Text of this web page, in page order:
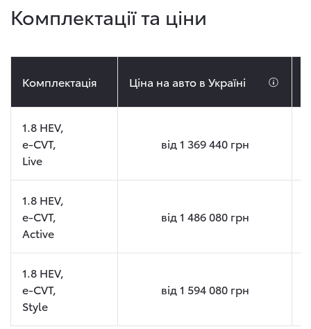
Комплектації та ціни
Комплектація Ціна на авто в Україні
1.8 HEV,
e-CVT,
Live
від 1 369 440грн
1.8 HEV,
e-CVT,
Active
від 1 486 080грн
1.8 HEV,
e-CVT,
Style
від 1 594 080грн